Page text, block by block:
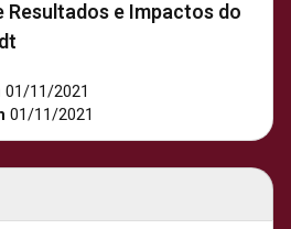
Resultados e Impactos do
01/11/2021
01/11/2021